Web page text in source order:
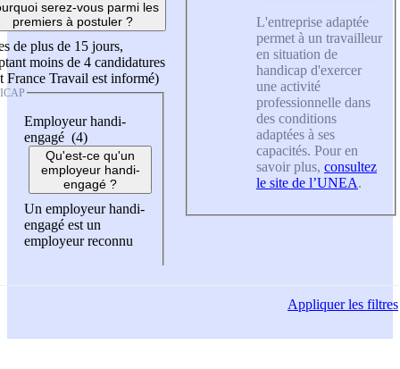
serez-vous parmi les
premiers à postuler ?
de plus de 15 jours,
moins de 4 candidatures
France Travail est informé)
Employeur handi-
engagé (4)
Qu'est-ce qu'un
employeur handi-
engagé ?
Un employeur handi-
engagé est un
employeur reconnu
L'entreprise adaptée
permet à un travailleur
en situation de
handicap d'exercer
une activité
professionnelle dans
des conditions
adaptées à ses
capacités. Pour en
savoir plus, consultez
le site de l’UNEA.
Appliquerles filtres